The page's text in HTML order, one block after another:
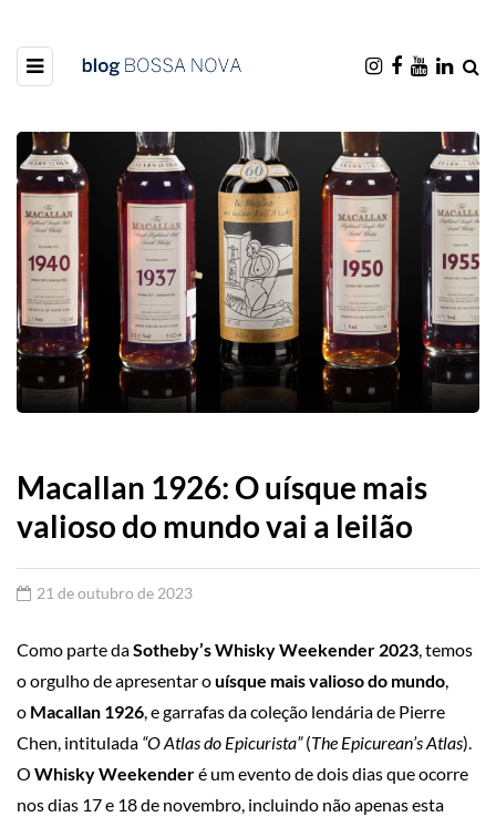
Macallan 1926: O uísque mais
valioso do mundo vai a leilão
21 de outubro de 2023
Como parte daSotheby’s Whisky Weekender 2023, temos
o orgulho de apresentar ouísque mais valioso do mundo,
o Macallan 1926, e garrafas da coleção lendária de Pierre
Chen, intitulada “O Atlas do Epicurista”(The Epicurean’s Atlas).
O Whisky Weekenderé um evento de dois dias que ocorre
nos dias 17 e 18 de novembro, incluindo não apenas esta